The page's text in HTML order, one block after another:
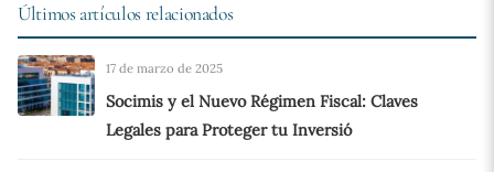
Últimos artículos relacionados
17 de marzo de 2025
Socimis y el Nuevo Régimen Fiscal: Claves
Legales para Proteger tu Inversió